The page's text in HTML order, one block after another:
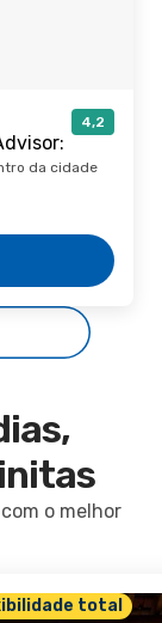
4,2
da cidade
o melhor
total